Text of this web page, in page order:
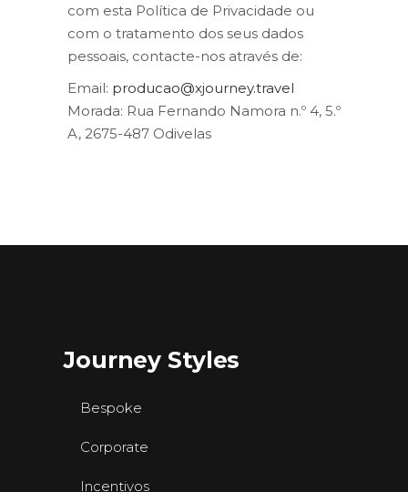
com esta Política de Privacidade ou
com o tratamento dos seus dados
pessoais, contacte-nos através de:
Email: producao@xjourney.travel
Morada: Rua Fernando Namora n.º 4, 5.º
A, 2675-487 Odivelas
Journey Styles
Bespoke
Corporate
Incentivos